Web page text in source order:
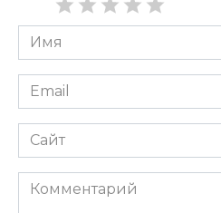
Имя
*
Email
*
Сайт
Комментарий